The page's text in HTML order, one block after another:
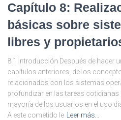
Capítulo 8:
básicas sobre
libres y
8.1 Introducción Después de hacer
capítulos anteriores, de los
relacionados con los sistemas
profundizar en las tareas cotidianas
mayoría de los usuarios en el uso
A este cometido le Leer más…